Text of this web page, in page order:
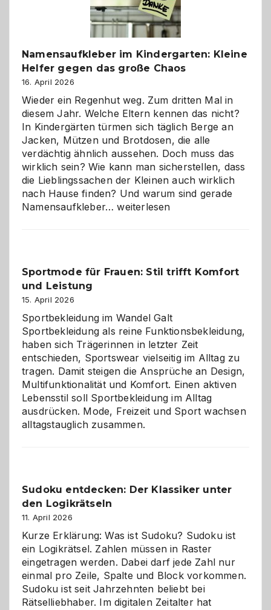
Hundepension
die
richtige
Namensaufkleber im Kindergarten: Kleine
Helfer gegen das große Chaos
16. April 2026
Wieder ein Regenhut weg. Zum dritten Mal in
diesem Jahr. Welche Eltern kennen das nicht?
In Kindergärten türmen sich täglich Berge an
Jacken, Mützen und Brotdosen, die alle
verdächtig ähnlich aussehen. Doch muss das
wirklich sein? Wie kann man sicherstellen, dass
die Lieblingssachen der Kleinen auch wirklich
nach Hause finden? Und warum sind gerade
Namensaufkleber…Namensaufkleber
gegen
Chaos
weiterlesen
Sportmode für Frauen: Stil trifft Komfort
und Leistung
15. April 2026
Sportbekleidung im Wandel Galt
Sportbekleidung als reine Funktionsbekleidung,
haben sich Trägerinnen in letzter Zeit
entschieden, Sportswear vielseitig im Alltag zu
tragen. Damit steigen die Ansprüche an Design,
Multifunktionalität und Komfort. Einen aktiven
Lebensstil soll Sportbekleidung im Alltag
ausdrücken. Mode, Freizeit und Sport wachsen
alltagstauglich zusammen.
Sudoku entdecken: Der Klassiker unter
den Logikrätseln
11. April 2026
Kurze Erklärung: Was ist Sudoku? Sudoku ist
ein Logikrätsel. Zahlen müssen in Raster
eingetragen werden. Dabei darf jede Zahl nur
einmal pro Zeile, Spalte und Block vorkommen.
Sudoku ist seit Jahrzehnten beliebt bei
Rätselliebhaber. Im digitalen Zeitalter hat